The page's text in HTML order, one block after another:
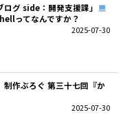
ログ side：開発支援課」
ってなんですか？
2025-07-30
制作ぶろぐ 第三十七回『か
2025-07-30